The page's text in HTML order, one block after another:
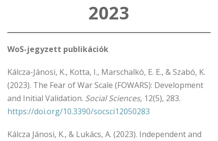
2023
WoS-jegyzett publikációk
Kálcza-Jánosi, K., Kotta, I., Marschalkó, E. E., & Szabó, K.
(2023). The Fear of War Scale (FOWARS): Development
and Initial Validation. Social Sciences, 12(5), 283.
https://doi.org/10.3390/socsci12050283
Kálcza Jánosi, K., & Lukács, A. (2023). Independent and